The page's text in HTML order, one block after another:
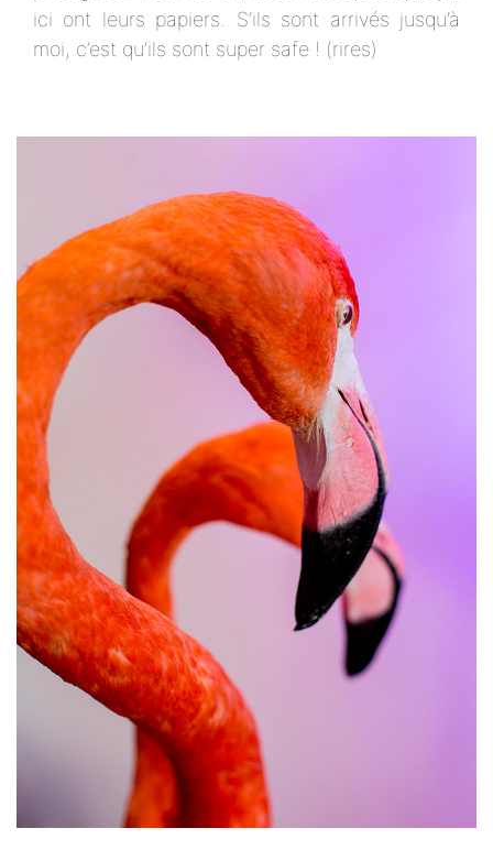
ici ont leurs papiers. S’ils sont arrivés jusqu’à
moi, c’est qu’ils sont super safe ! (rires)